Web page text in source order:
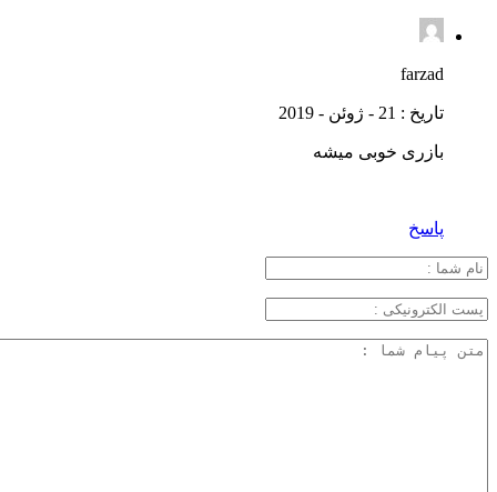
farzad
تاریخ : 21 - ژوئن - 2019
بازری خوبی میشه
پاسخ